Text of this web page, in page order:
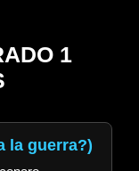
1
la guerra?)